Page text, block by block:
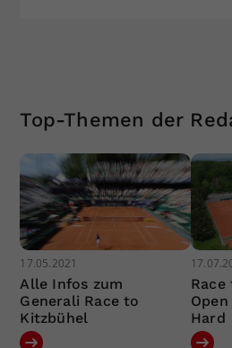
Top-Themen der
17.05.2021
Alle Infos zum
Generali Race to
Kitzbühel
Race
Hard